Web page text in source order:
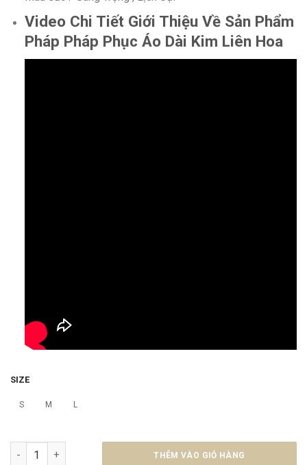
Video Chi Tiết Giới Thiệu Về Sản Phẩm
Pháp Pháp Phục Áo Dài Kim Liên Hoa
SIZE
S M L
Áo Dài Kim Liên Hoa số lượng
THÊM VÀO GIỎ HÀNG